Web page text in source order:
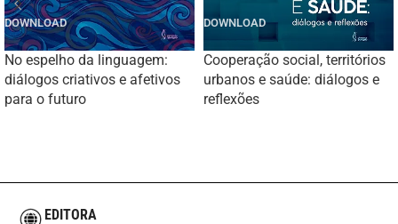
No espelho da linguagem:
diálogos criativos e afetivos
para o futuro
Cooperação social, territórios
urbanos e saúde: diálogos e
reflexões
EDITORA